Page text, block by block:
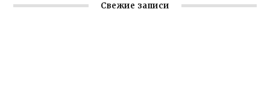
Свежие записи